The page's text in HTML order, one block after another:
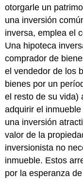
otorgarle un
una inversión
inversa, emplea el
Una hipoteca
comprador de
el vendedor de los
bienes por un
el resto de su vida)
adquirir el
una inversión
valor de la
inversionista no
inmueble. Estos
por la esperanza